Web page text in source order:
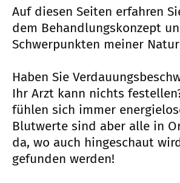
Auf diesen Seiten erfahren
dem Behandlungskonzept
Schwerpunkten meiner
Haben Sie
Ihr Arzt kann nichts
fühlen sich immer
Blutwerte sind aber alle in
da, wo auch hingeschaut
gefunden werden!